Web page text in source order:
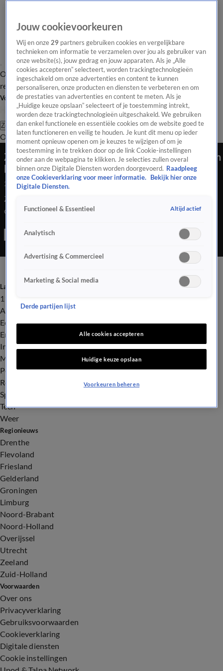
Overzicht Laatste nieuws Regionieuws Het beste van Hart
Tip de
redactie
Volg Hart van Nederland
Zoeken
OverzichtRegioUitzendingenWeerTip de redactiePanelVideo's
Zorgen bij hondentrainers om gedragsproblemen
bij coronapups
22 jan 2021, 10:04
Zorgen bij hondentrainers om gedragsproblemen bij
coronapups
Laatste nieuws
112
Advies & Tips
Economie
Entertainment
Infrastructuur
Milieu en Gezondheid
Politiek
Royalty
Sport
Tech
Weer
Regionieuws
Drenthe
Flevoland
Friesland
Gelderland
Groningen
Limburg
Noord-Brabant
Noord-Holland
Overijssel
Utrecht
Zeeland
Zuid-Holland
Voorwaarden
Over ons
Privacyverklaring
Gebruiksvoorwaarden
Cookieverklaring
Digitale diensten
Cookie instellingen
Jouw cookievoorkeuren
Wij en onze29 partners gebruiken cookies en vergelijkbare
technieken om informatie te verzamelen over jou als gebruiker van
onze website(s), jouw gedrag en jouw apparaten. Als je „Alle
cookies accepteren” selecteert, worden trackingtechnologieën
ingeschakeld om onze advertenties en content te kunnen
personaliseren, onze producten en diensten te verbeteren en om
de prestaties van advertenties en content te meten. Als je
„Huidige keuze opslaan” selecteert of je toestemming intrekt,
worden deze trackingtechnologieën uitgeschakeld. We gebruiken
dan enkel functionele en essentiële cookies om de website goed te
laten functioneren en veilig te houden. Je kunt dit menu op ieder
moment opnieuw openen om je keuzes te wijzigen of om je
toestemming in te trekken door op de link Cookie-instellingen
onder aan de webpagina te klikken. Je selecties zullen overal
binnen onze Digitale Diensten worden doorgevoerd. Raadpleeg
onze Cookieverklaring voor meer informatie.
Bekijk hier onze
Digitale Diensten.
Functioneel & Essentieel Altijd actief
Analytisch
Advertising & Commercieel
Marketing & Social media
Derde partijen lijst
Alle cookies accepteren
Huidige keuze opslaan
Voorkeuren beheren